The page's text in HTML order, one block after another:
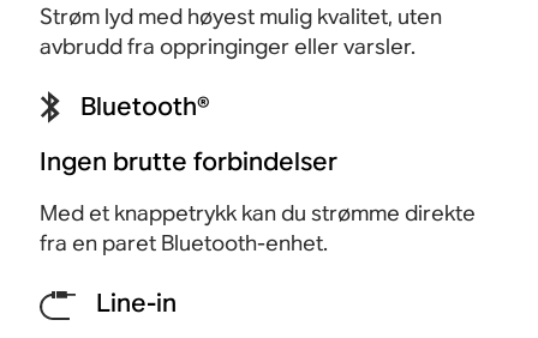
Strøm lyd med høyest mulig kvalitet, uten
avbrudd fra oppringinger eller varsler.
Bluetooth®
Ingen brutte forbindelser
Med et knappetrykk kan du strømme direkte
fra en paret Bluetooth-enhet.
Line-in